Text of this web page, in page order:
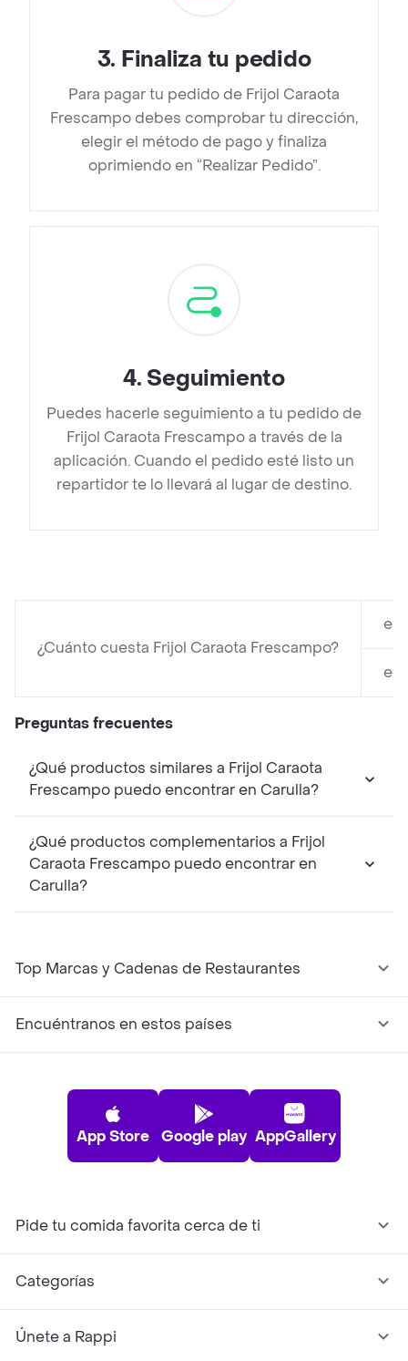
3. Finaliza tu pedido
Para pagar tu pedido de Frijol Caraota
Frescampo debes comprobar tu dirección,
elegir el método de pago y finaliza
oprimiendo en “Realizar Pedido”.
4. Seguimiento
Puedes hacerle seguimiento a tu pedido de
Frijol Caraota Frescampo a través de la
aplicación. Cuando el pedido esté listo un
repartidor te lo llevará al lugar de destino.
¿Cuánto cuesta Frijol Caraota Frescampo?
en
en
Preguntas frecuentes
¿Qué productos similares a Frijol Caraota
Frescampo puedo encontrar en Carulla?
¿Qué productos complementarios a Frijol
Caraota Frescampo puedo encontrar en
Carulla?
Top Marcas y Cadenas de Restaurantes
Encuéntranos en estos países
App Store Google play AppGallery
Pide tu comida favorita cerca de ti
Categorías
Únete a Rappi